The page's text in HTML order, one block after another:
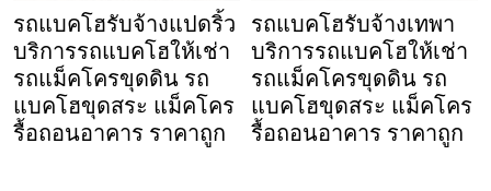
รถแบคโฮรับจ้างแปดริ้ว
บริการรถแบคโฮให้เช่า
รถแม็คโครขุดดิน รถ
แบคโฮขุดสระ แม็คโคร
รื้อถอนอาคาร ราคาถูก
รถแบคโฮรับจ้างเทพา
บริการรถแบคโฮให้เช่า
รถแม็คโครขุดดิน รถ
แบคโฮขุดสระ แม็คโคร
รื้อถอนอาคาร ราคาถูก